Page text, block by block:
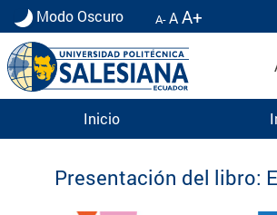
Modo Oscuro A-AA+
Inicio
Eventos UPS
Presentación del libro: